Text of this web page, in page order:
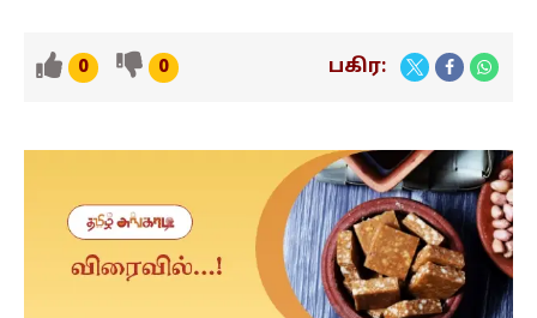
0 0 பகிர: